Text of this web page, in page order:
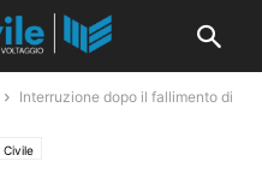
Interruzione dopo il fallimento di